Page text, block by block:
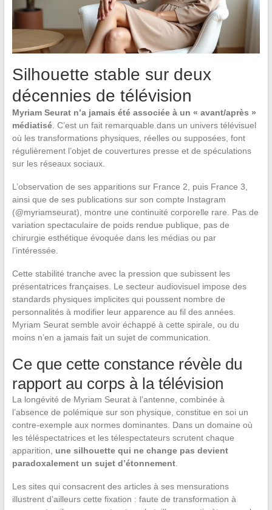
Silhouette stable sur deux
décennies de télévision
Myriam Seurat n’a jamais été associée à un « avant/après »
médiatisé. C’est un fait remarquable dans un univers télévisuel
où les transformations physiques, réelles ou supposées, font
régulièrement l’objet de couvertures presse et de spéculations
sur les réseaux sociaux.
L’observation de ses apparitions sur France 2, puis France 3,
ainsi que de ses publications sur son compte Instagram
(@myriamseurat), montre une continuité corporelle rare. Pas de
variation spectaculaire de poids rendue publique, pas de
chirurgie esthétique évoquée dans les médias ou par
l’intéressée.
Cette stabilité tranche avec la pression que subissent les
présentatrices françaises. Le secteur audiovisuel impose des
standards physiques implicites qui poussent nombre de
personnalités à modifier leur apparence au fil des années.
Myriam Seurat semble avoir échappé à cette spirale, ou du
moins n’en a jamais fait un sujet de communication.
Ce que cette constance révèle du
rapport au corps à la télévision
La longévité de Myriam Seurat à l’antenne, combinée à
l’absence de polémique sur son physique, constitue en soi un
contre-exemple aux normes dominantes. Dans un domaine où
les téléspectatrices et les télespectateurs scrutent chaque
apparition, une silhouette qui ne change pas devient
paradoxalement un sujet d’étonnement.
Les sites qui consacrent des articles à ses mensurations
illustrent d’ailleurs cette fixation : faute de transformation à